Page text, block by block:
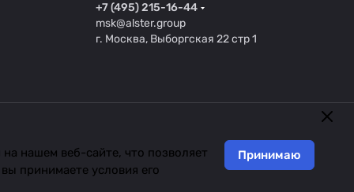
+7 (495) 215-16-44
msk@alster.group
г. Москва, Выборгская 22 стр 1
нашем веб-сайте, что позволяет
принимаете условия его
Принимаю